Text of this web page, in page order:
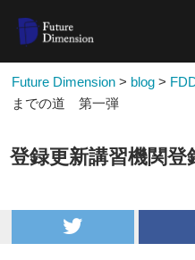
Future Dimension > blog >
までの道 第一弾
登録更新講習機関